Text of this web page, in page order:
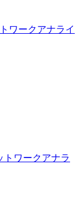
ワークアナライ
トワークアナラ